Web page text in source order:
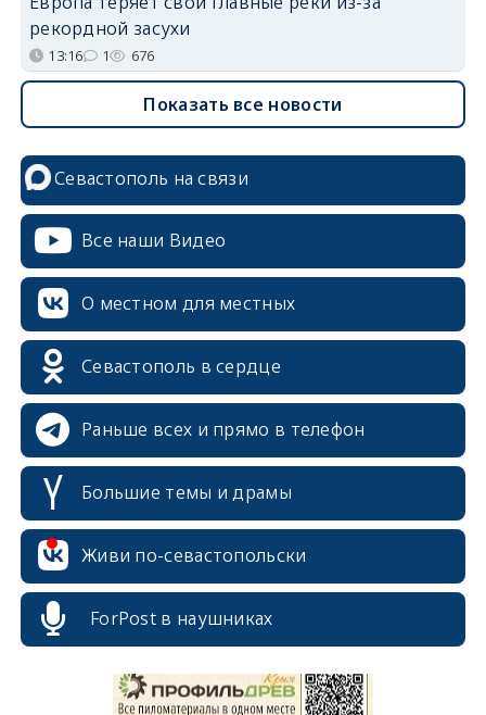
рекордной засухи
13:16 1 676
Показать все новости
Севастополь на связи
Все наши Видео
О местном для местных
Севастополь в сердце
Раньше всех и прямо в телефон
Большие темы и драмы
Живи по-севастопольски
ForPost в наушниках